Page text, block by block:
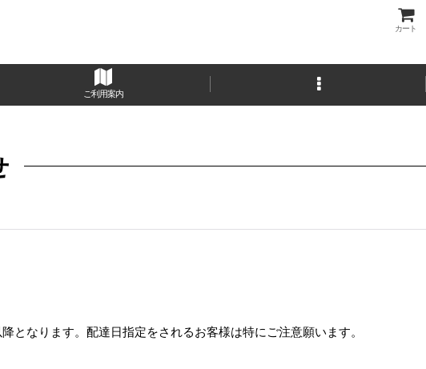
カート
ご利用案内
なります。配達日指定をされるお客様は特にご注意願います。